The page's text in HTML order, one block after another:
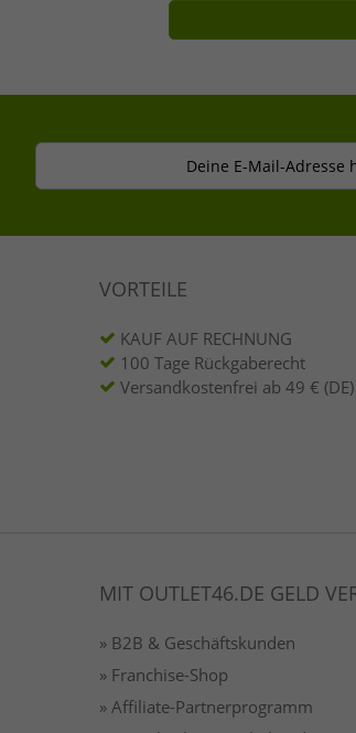
Deine E-Mail-Adresse
VORTEILE
KAUF AUF RECHNUNG
100 Tage Rückgaberecht
Versandkostenfrei ab 49 € (DE)
MIT OUTLET46.DE GELD
» B2B & Geschäftskunden
» Franchise-Shop
» Affiliate-Partnerprogramm